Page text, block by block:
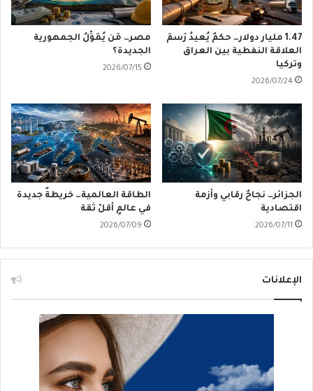
1.47 مليار دولار… حكمٌ يُعيدُ رَسمَ
العلاقة النفطية بين العراق
وتركيا
2026/07/24
مصر… مَن يُمَوِّلُ الجمهورية
الجديدة؟
2026/07/15
الجزائر… نجاحٌ رقابي وأزمة
اقتصادية
2026/07/11
الطاقة العالمية… خريطةٌ جديدة
في عالمٍ أقلّ ثقة
2026/07/09
الإعلانات